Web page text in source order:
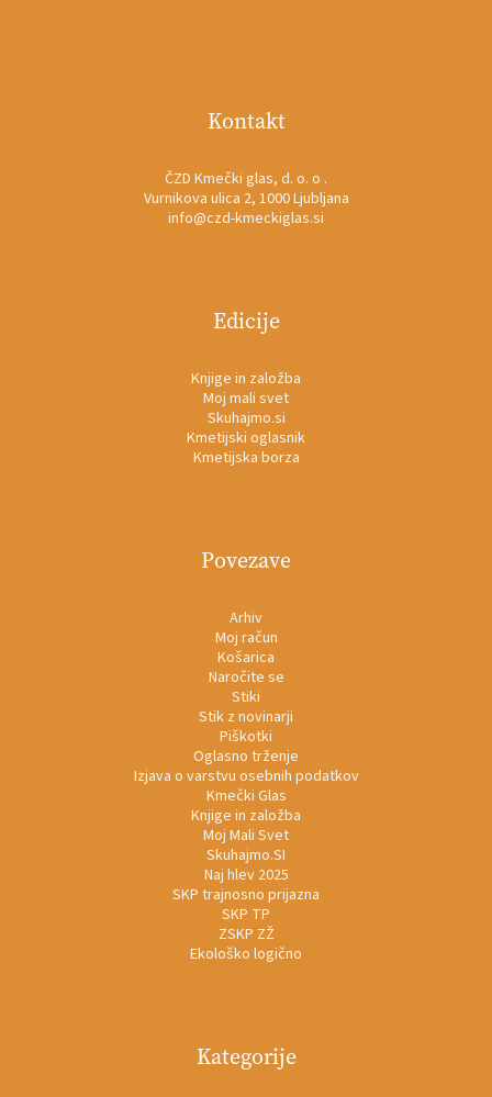
Kontakt
ČZD Kmečki glas, d. o. o .
Vurnikova ulica 2, 1000 Ljubljana
info@czd-kmeckiglas.si
Edicije
Knjige in založba
Moj mali svet
Skuhajmo.si
Kmetijski oglasnik
Kmetijska borza
Povezave
Arhiv
Moj račun
Košarica
Naročite se
Stiki
Stik z novinarji
Piškotki
Oglasno trženje
Izjava o varstvu osebnih podatkov
Kmečki Glas
Knjige in založba
Moj Mali Svet
Skuhajmo.SI
Naj hlev 2025
SKP trajnosno prijazna
SKP TP
ZSKP ZŽ
Ekološko logično
Kategorije